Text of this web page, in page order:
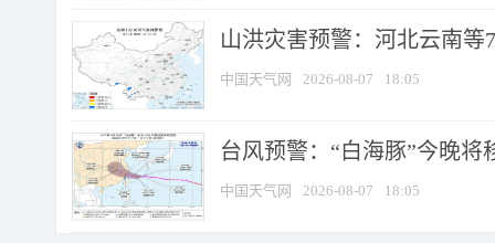
山洪灾害预警：河北云南
中国天气网 2026-08-07 18:05
台风预警：“白海豚”今晚将
中国天气网 2026-08-07 18:05